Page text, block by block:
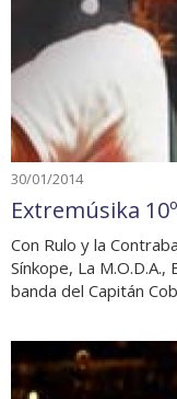
30/01/2014
Extremúsika
Con Rulo y la
Sínkope, La
banda del Capitán